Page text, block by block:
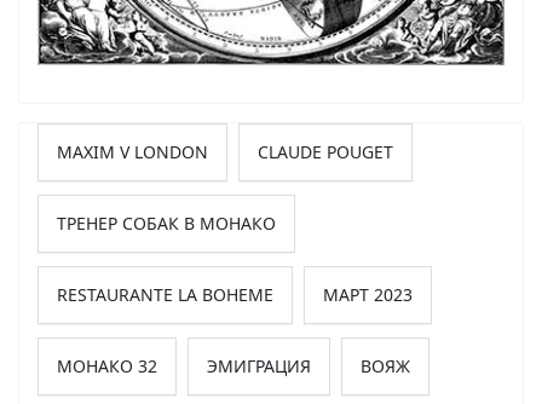
MAXIM V LONDON CLAUDE POUGET
ТРЕНЕР СОБАК В МОНАКО
RESTAURANTE LA BOHEME МАРТ 2023
МОНАКО 32 ЭМИГРАЦИЯ ВОЯЖ